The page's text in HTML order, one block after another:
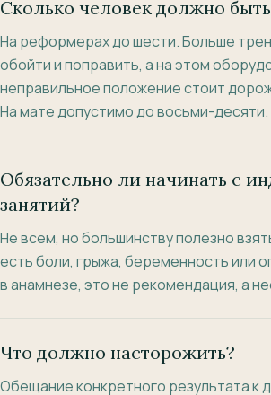
Сколько человек должно
На реформерах до шести. Больше
обойти и поправить, а на этом
неправильное положение стоит
На мате допустимо до восьми-десяти.
Обязательно ли начинать с
занятий?
Не всем, но большинству полезно
есть боли, грыжа, беременность или
в анамнезе, это не рекомендация, а
Что должно насторожить?
Обещание конкретного результата к